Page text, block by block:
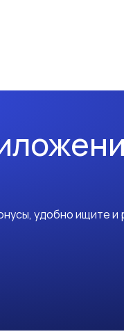
удобно ищите